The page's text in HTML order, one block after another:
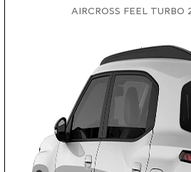
AIRCROSS FEEL